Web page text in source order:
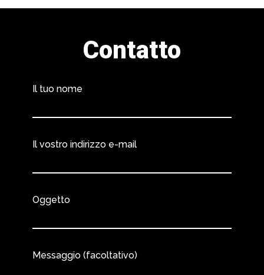
Contatto
Il tuo nome
Il vostro indirizzo e-mail
Oggetto
Messaggio (facoltativo)